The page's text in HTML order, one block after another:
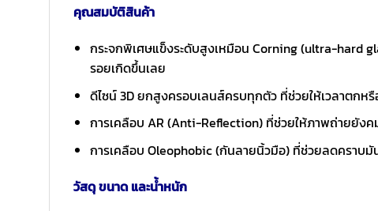
คุณสมบัติสินค้า
กระจกพิเศษแข็งระดับสูงเหมือน Corning (ultra-hard
รอยเกิดขึ้นเลย
ดีไซน์ 3D ยกสูงครอบเลนส์ครบทุกตัว ที่ช่วยให้เวลาตกห
การเคลือบ AR (Anti-Reflection) ที่ช่วยให้ภาพถ่ายยัง
การเคลือบ Oleophobic (กันลายนิ้วมือ) ที่ช่วยลดคราบ
วัสดุ ขนาด และน้ำหนัก